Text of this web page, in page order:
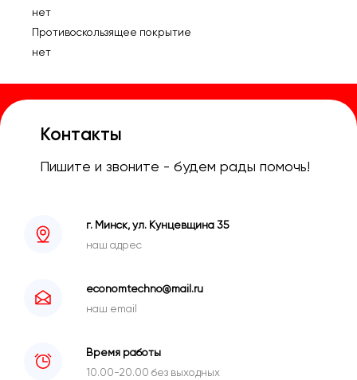
нет
Противоскользящее покрытие
нет
Контакты
Пишите и звоните - будем рады помочь!
г. Минск, ул. Кунцевщина 35
наш адрес
economtechno@mail.ru
наш email
Время работы
10.00-20.00 без выходных